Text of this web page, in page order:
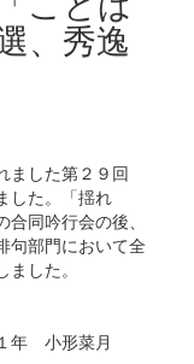
、秀逸
ました第２９回
した。「揺れ
同吟行会の後、
句部門において全
した。
小形菜月